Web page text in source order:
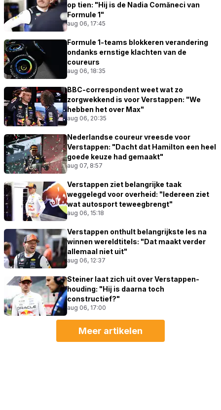
op tien: "Hij is de Nadia Comăneci van
Formule 1"
aug 06, 17:45
Formule 1-teams blokkeren verandering
ondanks ernstige klachten van de
coureurs
aug 06, 18:35
BBC-correspondent weet wat zo
zorgwekkend is voor Verstappen: "We
hebben het over Max"
aug 06, 20:35
Nederlandse coureur vreesde voor
Verstappen: "Dacht dat Hamilton een heel
goede keuze had gemaakt"
aug 07, 8:57
Verstappen ziet belangrijke taak
weggelegd voor overheid: "Iedereen ziet
wat autosport teweegbrengt"
aug 06, 15:18
Verstappen onthult belangrijkste les na
winnen wereldtitels: "Dat maakt verder
allemaal niet uit"
aug 06, 12:37
Steiner laat zich uit over Verstappen-
houding: "Hij is daarna toch
constructief?"
aug 06, 17:00
Meer artikelen